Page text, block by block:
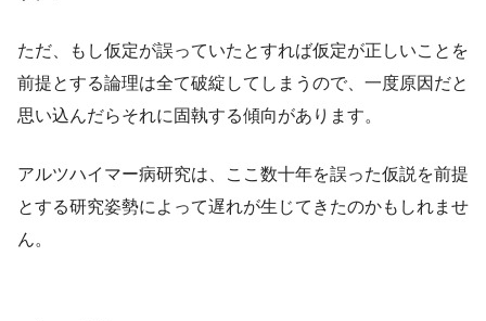
ただ、もし仮定が誤っていたとすれば仮定が正しいことを
前提とする論理は全て破綻してしまうので、一度原因だと
思い込んだらそれに固執する傾向があります。
アルツハイマー病研究は、ここ数十年を誤った仮説を前提
とする研究姿勢によって遅れが生じてきたのかもしれませ
ん。